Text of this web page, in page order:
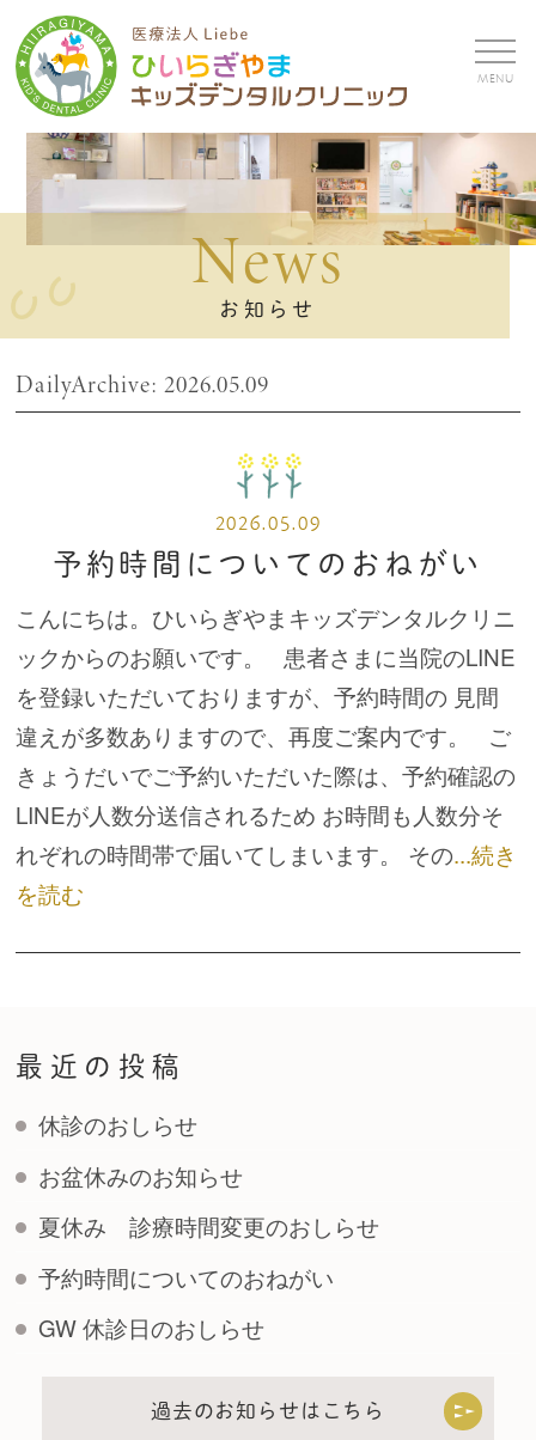
MENU
News
お知らせ
DailyArchive: 2026.05.09
2026.05.09
予約時間についてのおねがい
こんにちは。ひいらぎやまキッズデンタルクリニ
ックからのお願いです。 患者さまに当院のLINE
を登録いただいておりますが、予約時間の 見間
違えが多数ありますので、再度ご案内です。 ご
きょうだいでご予約いただいた際は、予約確認の
LINEが人数分送信されるため お時間も人数分そ
れぞれの時間帯で届いてしまいます。 その...続き
を読む
最近の投稿
休診のおしらせ
お盆休みのお知らせ
夏休み 診療時間変更のおしらせ
予約時間についてのおねがい
GW 休診日のおしらせ
過去のお知らせはこちら